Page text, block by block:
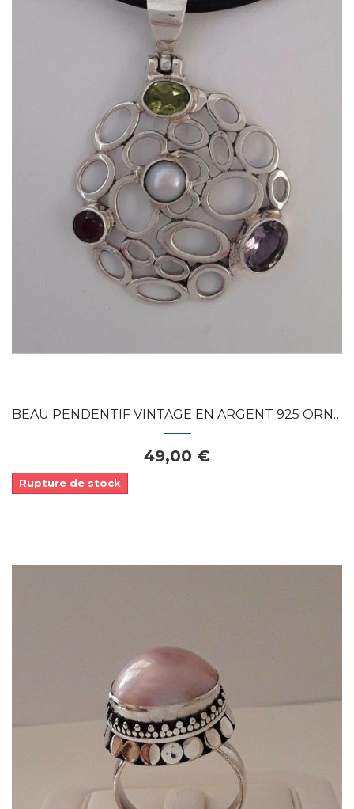
Dans mon panier
APERÇU RAPIDE
BEAU PENDENTIF VINTAGE EN ARGENT 925 ORNE...
49,00 €
Rupture de stock
Dans mon panier